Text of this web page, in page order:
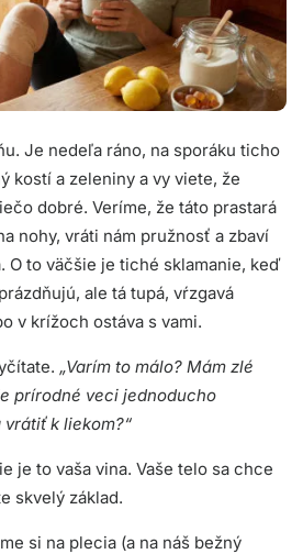
Je nedeľa ráno, na sporáku ticho
kostí a zeleniny a vy viete, že
dobré. Veríme, že táto prastará
nohy, vráti nám pružnosť a zbaví
O to väčšie je tiché sklamanie, keď
ale tá tupá, vŕzgavá
v krížoch ostáva s vami.
„Varím to málo? Mám zlé
prírodné veci jednoducho
k liekom?“
je to vaša vina. Vaše telo sa chce
skvelý základ.
si na plecia (a na náš bežný